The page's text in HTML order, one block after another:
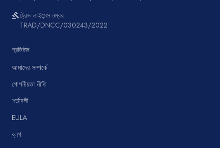
gavelট্রেড লাইসেন্স নম্বর
TRAD/DNCC/030243/2022
প্রতিষ্ঠান
আমাদের সম্পর্কে
গোপনীয়তা নীতি
শর্তাবলী
EULA
ব্লগ